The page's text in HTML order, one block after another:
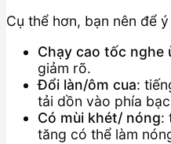
Cụ thể hơn, bạn nên để
Chạy cao tốc nghe
giảm rõ.
Đổi làn/ôm cua:
tải dồn vào phía
Có mùi khét/ nóng:
tăng có thể làm